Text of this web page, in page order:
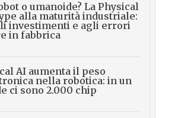
o umanoide? La Physical
alla maturità industriale:
investimenti e agli errori
in fabbrica
AI aumenta il peso
nella robotica: in un
ci sono 2.000 chip